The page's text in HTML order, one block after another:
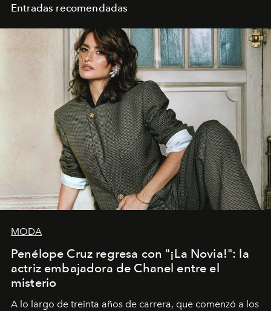
Entradas recomendadas
MODA
Penélope Cruz regresa con "¡La Novia!": la
actriz embajadora de Chanel entre el
misterio
A lo largo de treinta años de carrera, que comenzó a los